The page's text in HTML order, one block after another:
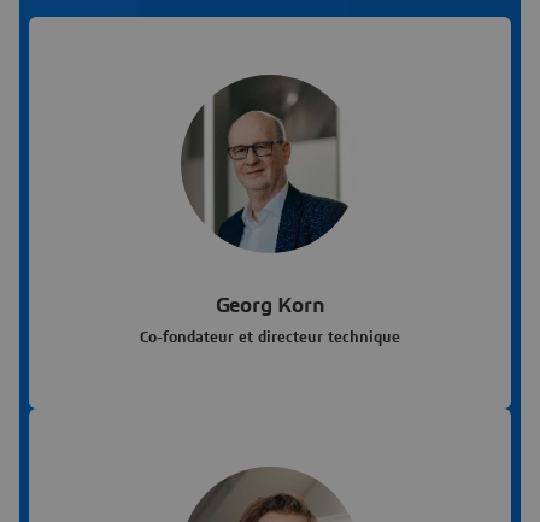
Georg Korn
Co-fondateur et directeur technique